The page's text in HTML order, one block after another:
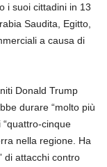
i suoi cittadini in 13
Saudita, Egitto,
a causa di
Donald Trump
durare “molto più
cinque
nella regione. Ha
di attacchi contro